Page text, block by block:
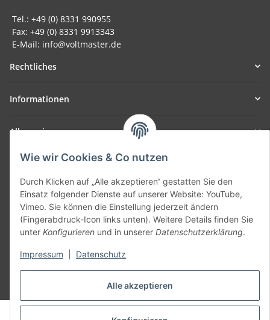
Alle akzeptieren
Wie wir Cookies & Co nutzen
Durch Klicken auf „Alle akzeptieren“ gestatten Sie den
Einsatz folgender Dienste auf unserer Website: YouTube,
Vimeo. Sie können die Einstellung jederzeit ändern
(Fingerabdruck-Icon links unten). Weitere Details finden Sie
unter Konfigurieren und in unserer Datenschutzerklärung.
Impressum Datenschutz
Tel.: +49 (0) 8331 990955
Fax: +49 (0) 8331 9913343
E-Mail: info@voltmaster.de
Rechtliches
Informationen
Allgemein
Teil unseres Netzwerks:
SmoliTec - Safety. Simplified. Worldwide. ( B2B Shop )
Vertrag widerrufen
* Alle Preise inkl. gesetzlicher USt., zzgl.Versand
© voltmaster.de